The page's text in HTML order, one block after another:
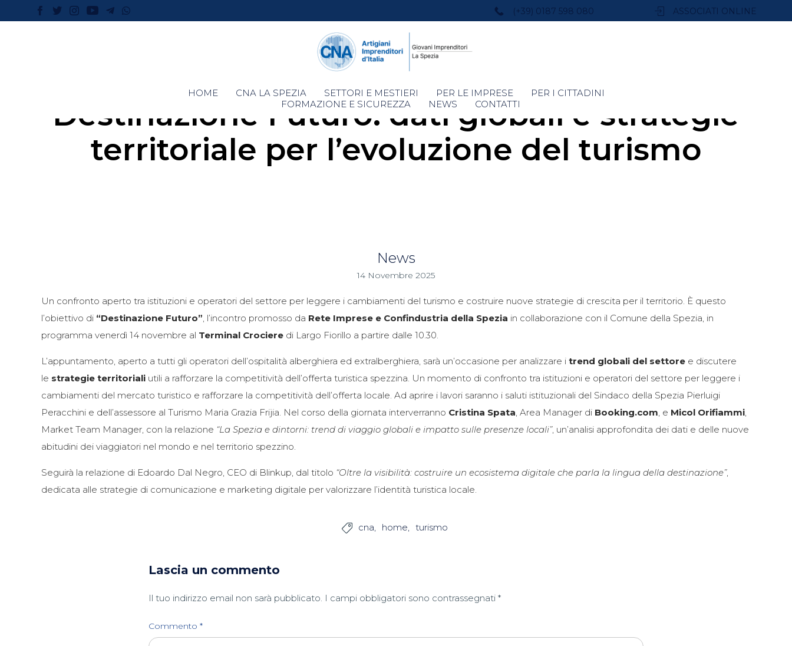
(+39) 0187 598 080 ASSOCIATI ONLINE
Skip
to
HOME CNA LA SPEZIA SETTORI E MESTIERI PER LE IMPRESE
PER I CITTADINI
FORMAZIONE E SICUREZZA
NEWS CONTATTI
Destinazione Futuro: dati globali e strategie
territoriale per l’evoluzione del turismo
News
14 Novembre 2025
Un confronto aperto tra istituzioni e operatori del settore per leggere i cambiamenti del turismo e costruire nuove strategie di crescita per il territorio. È questo
l’obiettivo di “Destinazione Futuro”, l’incontro promosso da Rete Imprese e Confindustria della Spezia in collaborazione con il Comune della Spezia, in
programma venerdì 14 novembre al Terminal Crociere di Largo Fiorillo a partire dalle 10.30.
L’appuntamento, aperto a tutti gli operatori dell’ospitalità alberghiera ed extralberghiera, sarà un’occasione per analizzare i trend globali del settore e discutere
le strategie territoriali utili a rafforzare la competitività dell’offerta turistica spezzina. Un momento di confronto tra istituzioni e operatori del settore per leggere i
cambiamenti del mercato turistico e rafforzare la competitività dell’offerta locale. Ad aprire i lavori saranno i saluti istituzionali del Sindaco della Spezia Pierluigi
Peracchini e dell’assessore al Turismo Maria Grazia Frijia. Nel corso della giornata interverranno Cristina Spata, Area Manager di Booking.com, e Micol Orifiammi,
Market Team Manager, con la relazione “La Spezia e dintorni: trend di viaggio globali e impatto sulle presenze locali”, un’analisi approfondita dei dati e delle nuove
abitudini dei viaggiatori nel mondo e nel territorio spezzino.
Seguirà la relazione di Edoardo Dal Negro, CEO di Blinkup, dal titolo “Oltre la visibilità: costruire un ecosistema digitale che parla la lingua della destinazione”,
dedicata alle strategie di comunicazione e marketing digitale per valorizzare l’identità turistica locale.
 cna home turismo
Lascia un commento
Il tuo indirizzo email non sarà pubblicato. I campi obbligatori sono contrassegnati *
Commento *